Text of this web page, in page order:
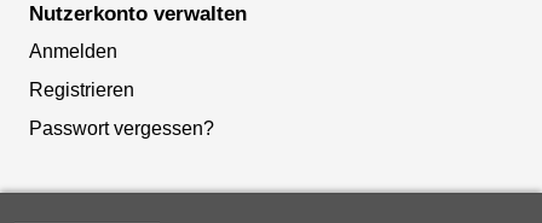
Nutzerkonto verwalten
Anmelden
Registrieren
Passwort vergessen?